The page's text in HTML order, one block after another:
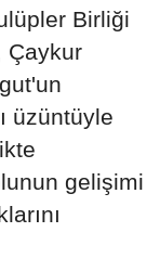
Birliği
Çaykur
üzüntüyle
gelişimi